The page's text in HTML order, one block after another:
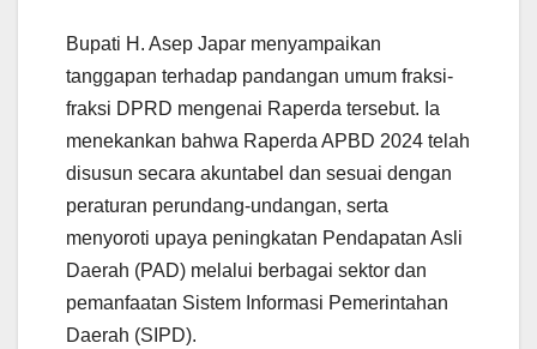
Bupati H. Asep Japar menyampaikan
tanggapan terhadap pandangan umum fraksi-
fraksi DPRD mengenai Raperda tersebut. Ia
menekankan bahwa Raperda APBD 2024 telah
disusun secara akuntabel dan sesuai dengan
peraturan perundang-undangan, serta
menyoroti upaya peningkatan Pendapatan Asli
Daerah (PAD) melalui berbagai sektor dan
pemanfaatan Sistem Informasi Pemerintahan
Daerah (SIPD).